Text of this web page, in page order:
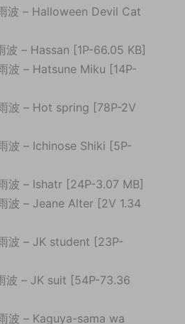
波 – Halloween Devil Cat
波 – Hassan [1P-66.05 KB]
波 – Hatsune Miku [14P-
波 – Hot spring [78P-2V
波 – Ichinose Shiki [5P-
波 – Ishatr [24P-3.07 MB]
波 – Jeane Alter [2V 1.34
波 – JK student [23P-
波 – JK suit [54P-73.36
波 – Kaguya-sama wa